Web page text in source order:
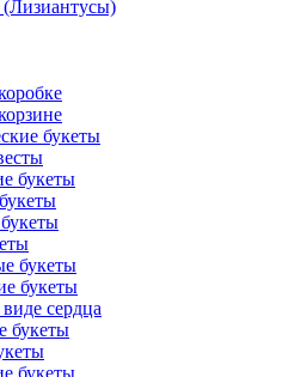
букеты
букеты
букеты
букеты
сердца
букеты
букеты